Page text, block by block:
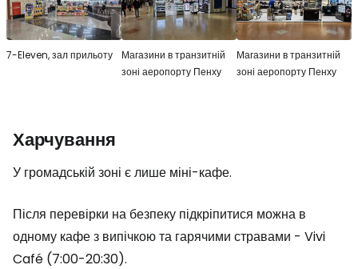
7-Eleven, зал прильоту
Магазини в транзитній
зоні аеропорту Пенху
Магазини в транзитній
зоні аеропорту Пенху
Харчування
У громадській зоні є лише міні-кафе.
Після перевірки на безпеку підкріпитися можна в
одному кафе з випічкою та гарячими стравами - Vivi
Café (7:00-20:30).